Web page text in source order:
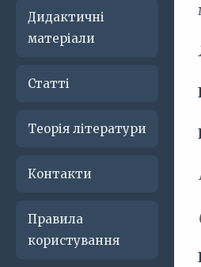
Дидактичні
матеріали
Статті
Теорія літератури
Контакти
Правила
користування